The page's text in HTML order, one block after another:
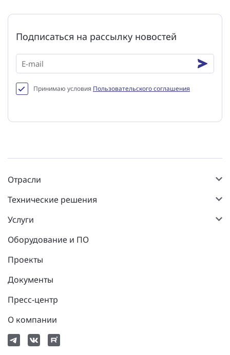
Подписаться на рассылку новостей
Принимаю условия Пользовательского соглашения
Отрасли
Технические решения
Услуги
Оборудование и ПО
Проекты
Документы
Пресс-центр
О компании